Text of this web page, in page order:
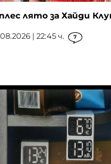
лято за Хайди
| 22:45 ч. 7